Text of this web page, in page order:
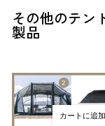
カートに追加
その他のテン
製品